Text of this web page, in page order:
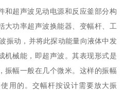
和超声波见动电源和反应釜部分构
大功率超声波换能器、变幅杆、工
振动，并将此探动能量向液体中发
机械能，即超声波。其表现形式是
振幅一般在几个微米。这样的振幅
用的。交幅杆按设计需要放大振